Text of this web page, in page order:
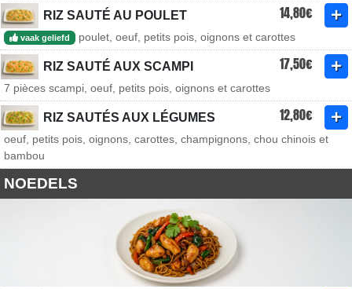
RIZ SAUTÉ AU POULET 14,80€
vaak geliefd poulet, oeuf, petits pois, oignons et carottes
RIZ SAUTÉ AUX SCAMPI 17,50€
7 pièces scampi, oeuf, petits pois, oignons et carottes
RIZ SAUTÉS AUX LÉGUMES 12,80€
oeuf, petits pois, oignons, carottes, champignons, chou chinois et
bambou
NOEDELS